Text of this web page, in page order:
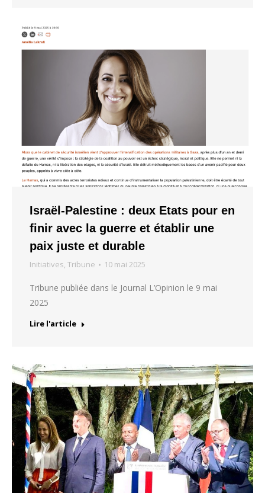
Israël-Palestine : deux Etats pour en
finir avec la guerre et établir une
paix juste et durable
Initiatives, Tribune 10 mai 2025
Tribune publiée dans le Journal L’Opinion le 9 mai
2025
Lire l'article